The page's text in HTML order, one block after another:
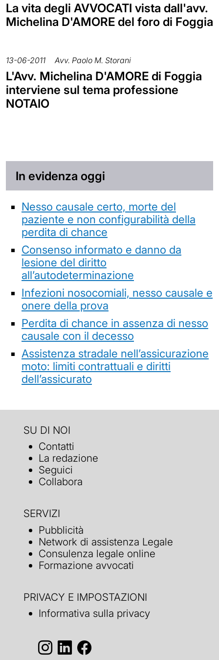
La vita degli AVVOCATI vista dall'avv.
Michelina D'AMORE del foro di Foggia
13-06-2011 Avv. Paolo M. Storani
L'Avv. Michelina D'AMORE di Foggia
interviene sul tema professione
NOTAIO
In evidenza oggi
Nesso causale certo, morte del
paziente e non configurabilità della
perdita di chance
Consenso informato e danno da
lesione del diritto
all’autodeterminazione
Infezioni nosocomiali, nesso causale e
onere della prova
Perdita di chance in assenza di nesso
causale con il decesso
Assistenza stradale nell’assicurazione
moto: limiti contrattuali e diritti
dell’assicurato
SU DI NOI
Contatti
La redazione
Seguici
Collabora
SERVIZI
Pubblicità
Network di assistenza Legale
Consulenza legale online
Formazione avvocati
PRIVACY E IMPOSTAZIONI
Informativa sulla privacy